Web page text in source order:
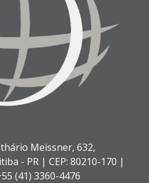
Meissner, 632,
- PR | CEP: 80210-170 |
(41) 3360-4476